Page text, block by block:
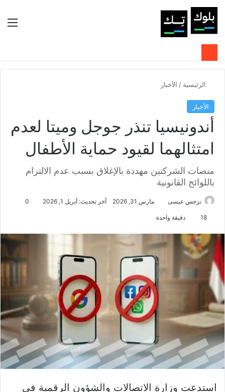
بحثالوضع
الرئيسية / الأخبار
الأخبار
أندونيسيا تنذر جوجل وميتا لعدم
امتثالهما لقيود حماية الأطفال
منصات الشركتين مهددة بالإغلاق بسبب عدم الالتزام
باللوائح القانونية
نرجس عيسى مارس 31, 2026 آخر تحديث: أبريل 1, 2026 0
18 دقيقة واحدة
استدعت وزارة الاتصالات والشؤون الرقمية في